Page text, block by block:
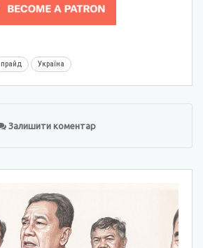
прайд Україна
Залишити коментар